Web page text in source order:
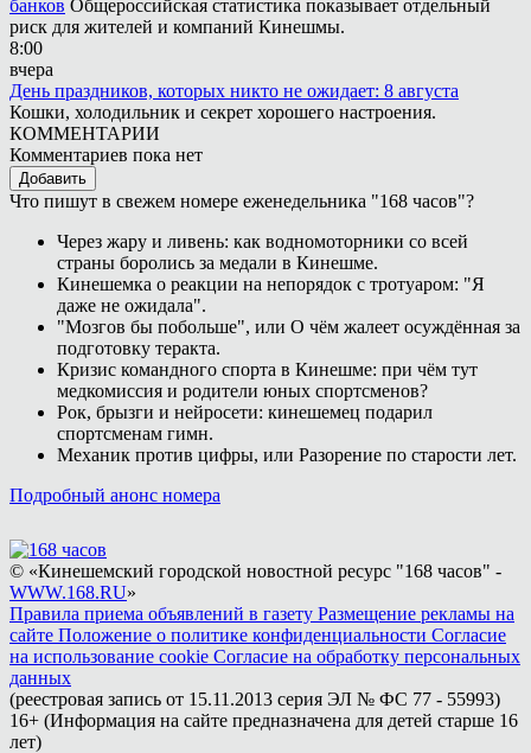
банков Общероссийская статистика показывает отдельный
риск для жителей и компаний Кинешмы.
8:00
вчера
День праздников, которых никто не ожидает: 8 августа
Кошки, холодильник и секрет хорошего настроения.
КОММЕНТАРИИ
Комментариев пока нет
Добавить
Что пишут в свежем номере еженедельника "168 часов"?
Через жару и ливень: как водномоторники со всей
страны боролись за медали в Кинешме.
Кинешемка о реакции на непорядок с тротуаром: "Я
даже не ожидала".
"Мозгов бы побольше", или О чём жалеет осуждённая за
подготовку теракта.
Кризис командного спорта в Кинешме: при чём тут
медкомиссия и родители юных спортсменов?
Рок, брызги и нейросети: кинешемец подарил
спортсменам гимн.
Механик против цифры, или Разорение по старости лет.
Подробный анонс номера
© «Кинешемский городской новостной ресурс "168 часов" -
WWW.168.RU»
Правила приема объявлений в газету Размещение рекламы на
сайте Положение о политике конфиденциальности Согласие
на использование cookie Согласие на обработку персональных
данных
(реестровая запись от 15.11.2013 серия ЭЛ № ФС 77 - 55993)
16+ (Информация на сайте предназначена для детей старше 16
лет)